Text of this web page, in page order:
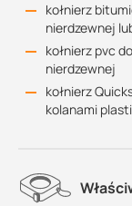
kołnierz
nierdzewnej
kołnierz pvc
nierdzewnej
kołnierz
kolanami